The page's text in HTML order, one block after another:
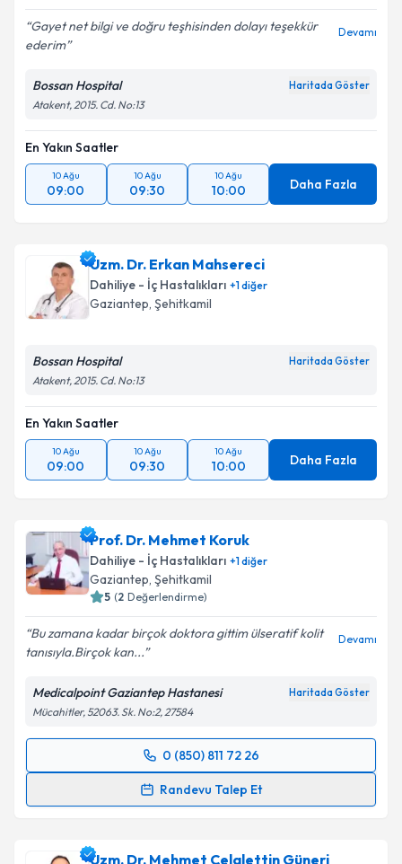
Gayet net bilgi ve doğru teşhisinden dolayı teşekkür
ederim
Devamı
Bossan Hospital Haritada Göster
Atakent, 2015. Cd. No:13
En Yakın Saatler
10 Ağu
09:00
10 Ağu
09:30
10 Ağu
10:00 Daha Fazla
Uzm. Dr. Erkan Mahsereci
Dahiliye - İç Hastalıkları +1diğer
Gaziantep, Şehitkamil
Bossan Hospital Haritada Göster
Atakent, 2015. Cd. No:13
En Yakın Saatler
10 Ağu
09:00
10 Ağu
09:30
10 Ağu
10:00 Daha Fazla
Prof. Dr. Mehmet Koruk
Dahiliye - İç Hastalıkları +1diğer
Gaziantep, Şehitkamil
5 (2 Değerlendirme)
Bu zamana kadar birçok doktora gittim ülseratif kolit
tanısıyla.Birçok kan...
Devamı
Medicalpoint Gaziantep Hastanesi Haritada Göster
Mücahitler, 52063. Sk. No:2, 27584
0 (850) 811 72 26
Randevu Talep Et
Randevu Takvimi Talebi
takvim hazırlandığında e-posta ile bilgilendireceğiz.
Uzm. Dr. Mehmet Celalettin Güneri